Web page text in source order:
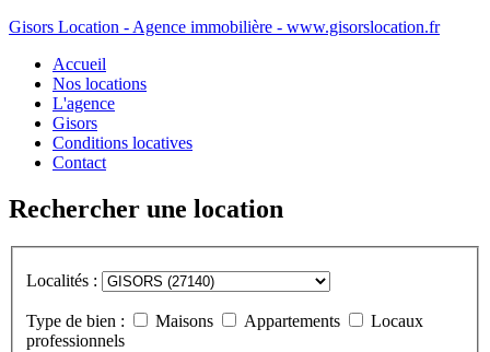
Gisors Location - Agence immobilière - www.gisorslocation.fr
Accueil
Nos locations
L'agence
Gisors
Conditions locatives
Contact
Rechercher une location
Localités :
Type de bien : Maisons Appartements
Locaux
professionnels